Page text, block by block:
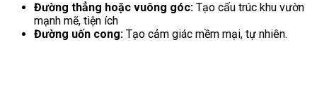
Đường thẳng hoặc vuông góc: Tạo cấu trúc khu vườn
mạnh mẽ, tiện ích
Đường uốn cong: Tạo cảm giác mềm mại, tự nhiên.